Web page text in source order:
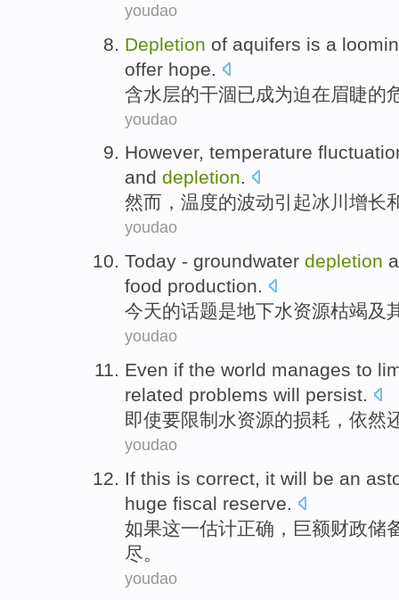
youdao
Depletion of aquifers is a
offer hope
含水层的干涸已成为迫在眉睫的
youdao
However, temperature
and depletion.
然而 ， 温度的波动引起冰川 增长
youdao
Today - groundwater depletion
food production.
今天的话题是地下水资源枯竭及
youdao
Even if the world manages to
related problems will persist.
即使要限制 水资源的损耗 ，依然
youdao
If this is correct, it will be an
huge fiscal reserve.
如果这一估计正确 ， 巨额财政储
尽。
youdao